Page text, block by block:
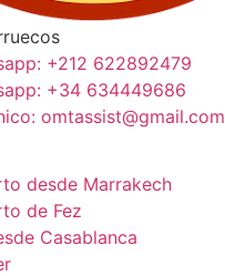
+212 622892479
+34 634449686
omtassist@gmail.com
desde Marrakech
de Fez
Casablanca